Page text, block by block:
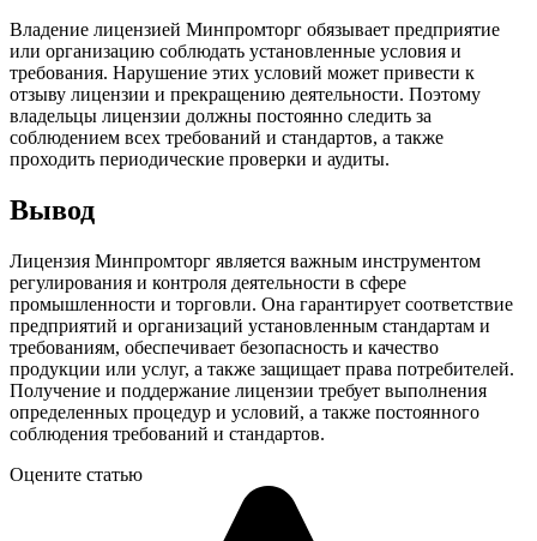
Владение лицензией Минпромторг обязывает предприятие
или организацию соблюдать установленные условия и
требования. Нарушение этих условий может привести к
отзыву лицензии и прекращению деятельности. Поэтому
владельцы лицензии должны постоянно следить за
соблюдением всех требований и стандартов, а также
проходить периодические проверки и аудиты.
Вывод
Лицензия Минпромторг является важным инструментом
регулирования и контроля деятельности в сфере
промышленности и торговли. Она гарантирует соответствие
предприятий и организаций установленным стандартам и
требованиям, обеспечивает безопасность и качество
продукции или услуг, а также защищает права потребителей.
Получение и поддержание лицензии требует выполнения
определенных процедур и условий, а также постоянного
соблюдения требований и стандартов.
Оцените статью